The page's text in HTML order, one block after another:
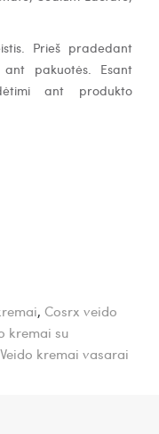
Prieš pradedant
pakuotės. Esant
ant produkto
, Cosrx veido
kremai su
Veido kremai vasarai